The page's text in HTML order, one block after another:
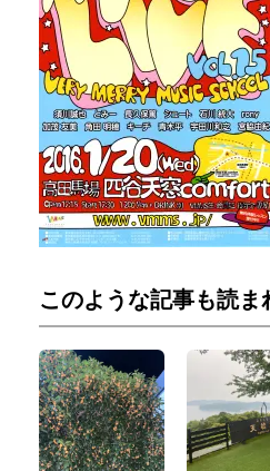
このような記事も読ま